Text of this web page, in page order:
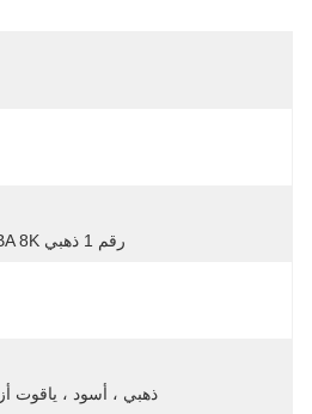
رقم 1 ذهبي BA 8K رقم 4 HL لوحة مربعة إلخ
ذهبي ، أسود ، ياقوت